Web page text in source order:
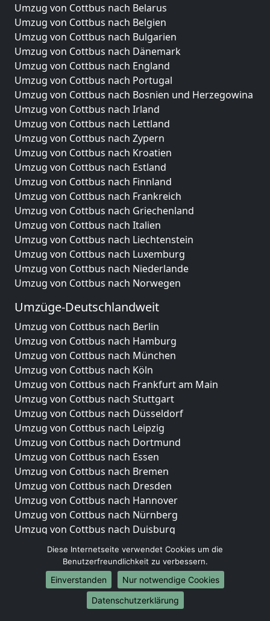
Umzug von Cottbus nach Belarus
Umzug von Cottbus nach Belgien
Umzug von Cottbus nach Bulgarien
Umzug von Cottbus nach Dänemark
Umzug von Cottbus nach England
Umzug von Cottbus nach Portugal
Umzug von Cottbus nach Bosnien und Herzegowina
Umzug von Cottbus nach Irland
Umzug von Cottbus nach Lettland
Umzug von Cottbus nach Zypern
Umzug von Cottbus nach Kroatien
Umzug von Cottbus nach Estland
Umzug von Cottbus nach Finnland
Umzug von Cottbus nach Frankreich
Umzug von Cottbus nach Griechenland
Umzug von Cottbus nach Italien
Umzug von Cottbus nach Liechtenstein
Umzug von Cottbus nach Luxemburg
Umzug von Cottbus nach Niederlande
Umzug von Cottbus nach Norwegen
Umzüge-Deutschlandweit
Umzug von Cottbus nach Berlin
Umzug von Cottbus nach Hamburg
Umzug von Cottbus nach München
Umzug von Cottbus nach Köln
Umzug von Cottbus nach Frankfurt am Main
Umzug von Cottbus nach Stuttgart
Umzug von Cottbus nach Düsseldorf
Umzug von Cottbus nach Leipzig
Umzug von Cottbus nach Dortmund
Umzug von Cottbus nach Essen
Umzug von Cottbus nach Bremen
Umzug von Cottbus nach Dresden
Umzug von Cottbus nach Hannover
Umzug von Cottbus nach Nürnberg
Umzug von Cottbus nach Duisburg
Umzug von Cottbus nach Bochum
Umzug von Cottbus nach Wuppertal
Umzug von Cottbus nach Bielefeld
Umzug von Cottbus nach Bonn
Umzug von Cottbus nach Münster
Diese Internetseite verwendet Cookies um die
Benutzerfreundlichkeit zu verbessern.
Einverstanden
Nur notwendige Cookies
Datenschutzerklärung